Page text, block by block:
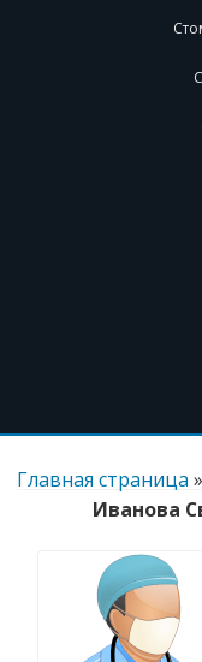
Главная страница »
Иванова